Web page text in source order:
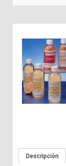
Descripción